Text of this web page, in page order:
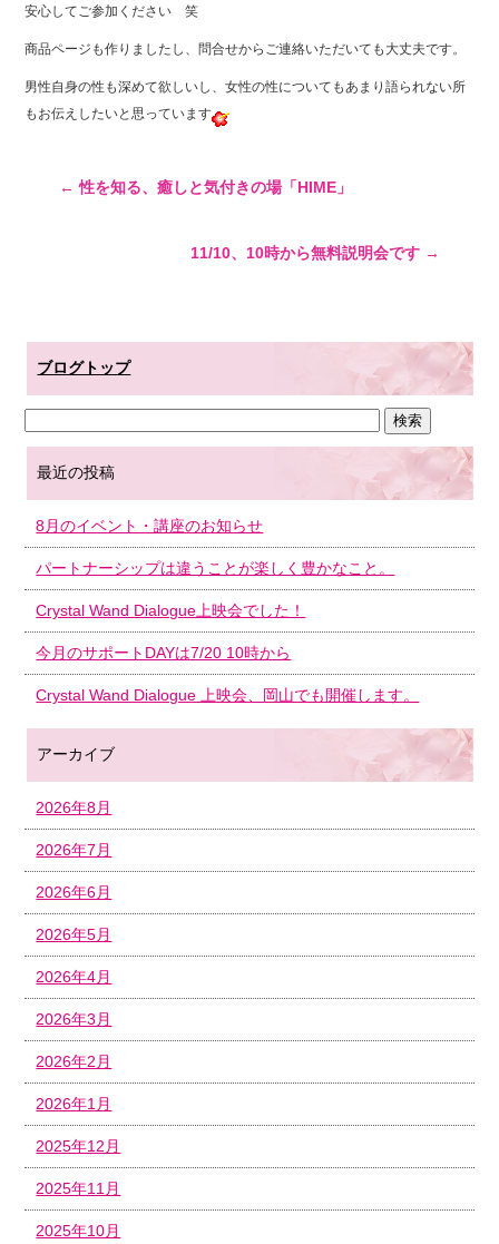
安心してご参加ください 笑
商品ページも作りましたし、問合せからご連絡いただいても大丈夫です。
男性自身の性も深めて欲しいし、女性の性についてもあまり語られない所
もお伝えしたいと思っています
← 性を知る、癒しと気付きの場「HIME」
11/10、10時から無料説明会です →
ブログトップ
最近の投稿
8月のイベント・講座のお知らせ
パートナーシップは違うことが楽しく豊かなこと。
Crystal Wand Dialogue上映会でした！
今月のサポートDAYは7/20 10時から
Crystal Wand Dialogue 上映会、岡山でも開催します。
アーカイブ
2026年8月
2026年7月
2026年6月
2026年5月
2026年4月
2026年3月
2026年2月
2026年1月
2025年12月
2025年11月
2025年10月